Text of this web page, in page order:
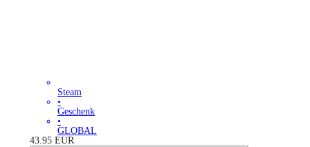
Steam
•
Geschenk
•
GLOBAL
43.95 EUR